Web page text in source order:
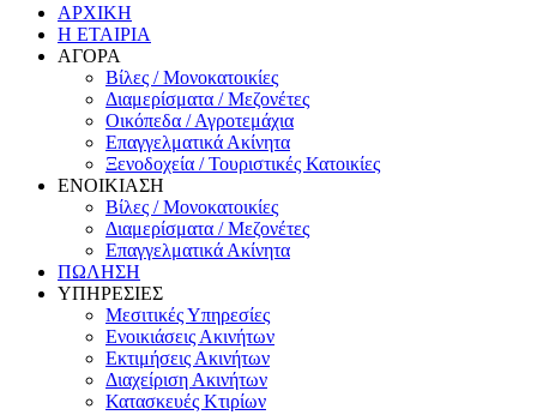
ΑΡΧΙΚΗ
Η ΕΤΑΙΡΙΑ
ΑΓΟΡΑ
Βίλες / Μονοκατοικίες
Διαμερίσματα / Μεζονέτες
Οικόπεδα / Αγροτεμάχια
Επαγγελματικά Ακίνητα
Ξενοδοχεία / Τουριστικές Κατοικίες
ΕΝΟΙΚΙΑΣΗ
Βίλες / Μονοκατοικίες
Διαμερίσματα / Μεζονέτες
Επαγγελματικά Ακίνητα
ΠΩΛΗΣΗ
ΥΠΗΡΕΣΙΕΣ
Μεσιτικές Υπηρεσίες
Ενοικιάσεις Ακινήτων
Εκτιμήσεις Ακινήτων
Διαχείριση Ακινήτων
Κατασκευές Κτιρίων